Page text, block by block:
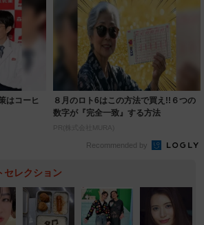
はコーヒ
８月のロト6はこの方法で買え!!６つの
数字が『完全一致』する方法
PR(株式会社MURA)
Recommended by
セレクション